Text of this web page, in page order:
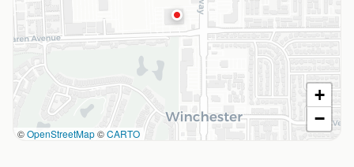
©OpenStreetMap©CARTO
+
−